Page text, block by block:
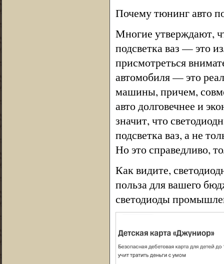
Почему тюнинг авто
Многие утверждают,
подсветка ваз — это
присмотреться
автомобиля — это
машины, причем,
авто долговечнее и
значит, что
подсветка ваз, а не
Но это справедливо,
Как видите,
польза для вашего
светодиоды